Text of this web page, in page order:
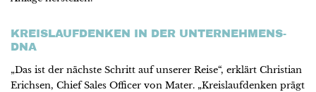
KREISLAUFDENKEN IN DER UNTERNEHMENS-
DNA
„Das ist der nächste Schritt auf unserer Reise“, erklärt Christian
Erichsen, Chief Sales Officer von Mater. „Kreislaufdenken prägt